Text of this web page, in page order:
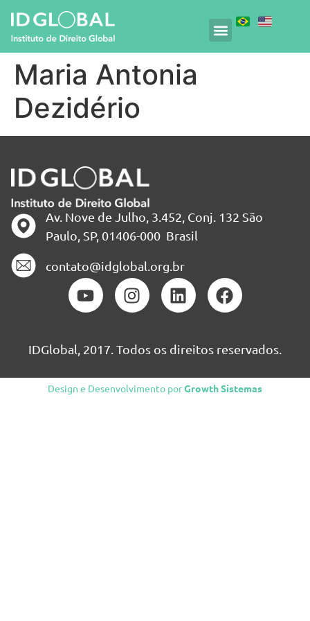
Maria Antonia
Dezidério
Av. Nove de Julho, 3.452, Conj. 132 São
Paulo, SP, 01406-000 Brasil
contato@idglobal.org.br
IDGlobal, 2017. Todos os direitos reservados.
Design e Desenvolvimento porGrowth Sistemas